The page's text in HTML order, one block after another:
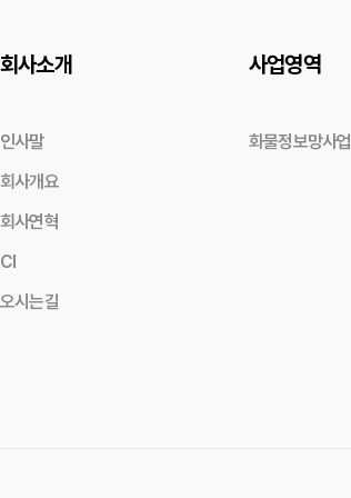
회사소개
인사말
회사개요
회사연혁
CI
오시는길
사업영역
화물정보망사업